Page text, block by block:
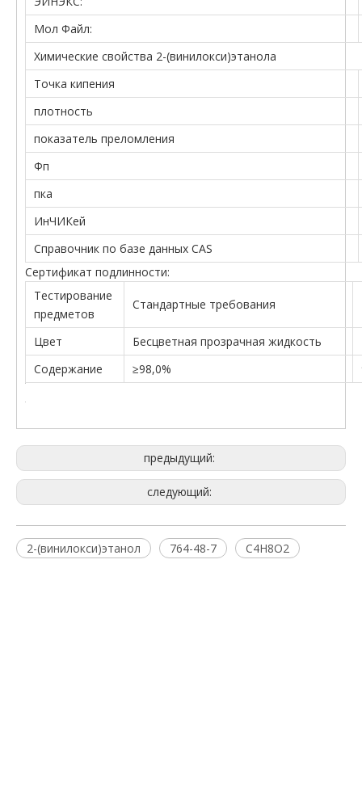
Мол Файл:
Химические свойства 2-(винилокси)этанола
Точка кипения
плотность
показатель преломления
Фп
пка
ИнЧИКей
Справочник по базе данных CAS
Сертификат подлинности:
Тестирование
предметов
Стандартные требования
Цвет Бесцветная прозрачная жидкость
Содержание
≥98,0%
предыдущий:
следующий:
2-(винилокси)этанол 764-48-7 C4H8O2